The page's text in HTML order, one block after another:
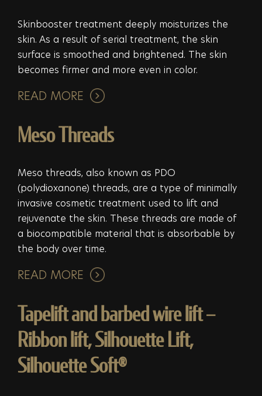
Skinbooster treatment deeply moisturizes the
skin. As a result of serial treatment, the skin
surface is smoothed and brightened. The skin
becomes firmer and more even in color.
READ MORE
Meso Threads
Meso threads, also known as PDO
(polydioxanone) threads, are a type of minimally
invasive cosmetic treatment used to lift and
rejuvenate the skin. These threads are made of
a biocompatible material that is absorbable by
the body over time.
READ MORE
Tapelift and barbed wire lift –
Ribbon lift, Silhouette Lift,
Silhouette Soft®